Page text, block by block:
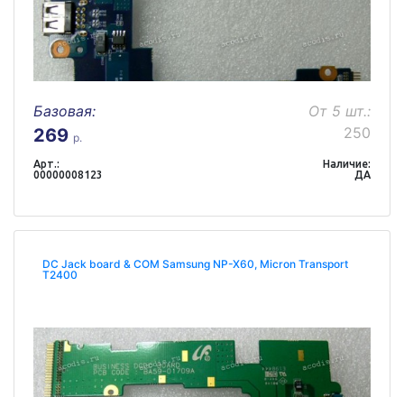
Базовая:
269 р.
От 5 шт.:
250
Арт.:
00000008123
Наличие:
ДА
DC Jack board & COM Samsung NP-X60, Micron Transport
T2400